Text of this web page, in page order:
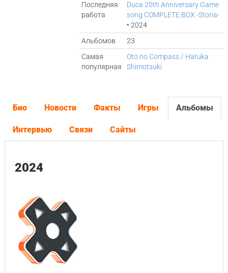
Последняя
работа
Duca 20th Anniversary Game
song COMPLETE BOX -Storia-
• 2024
Альбомов
23
Самая
популярная
Oto no Compass / Haruka
Shimotsuki
Био Новости Факты Игры Альбомы
Интервью Связи Сайты
2024